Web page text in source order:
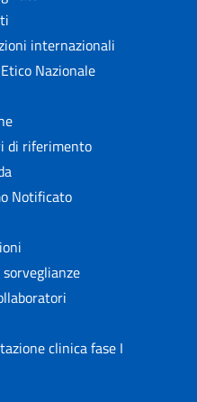
internazionali
Nazionale
di riferimento
Notificato
clinica fase I